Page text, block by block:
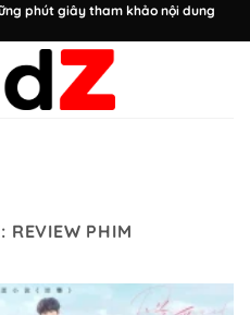
phút giây tham khảo nội dung
REVIEW PHIM